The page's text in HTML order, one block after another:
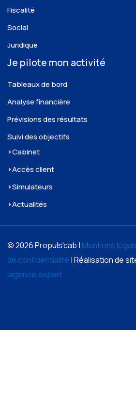
Fiscalité
Social
Juridique
Je pilote mon activité
Tableaux de bord
Analyse financière
Prévisions des résultats
Suivi des objectifs
Cabinet
Accès client
Simulateurs
Actualités
© 2026 Propuls'cab | Mentions
de confidentialité | Réalisation de
lagence.expert